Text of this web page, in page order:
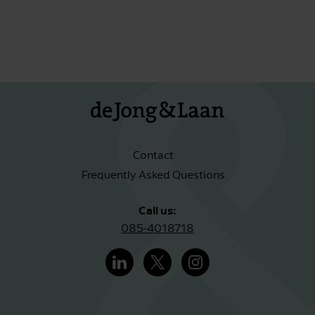
Contact
Frequently Asked Questions
Call us:
085-4018718